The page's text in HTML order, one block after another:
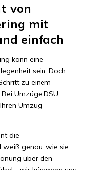
von
mit
einfach
kann eine
sein. Doch
zu einem
Umzüge DSU
Umzug
die
weiß genau, wie sie
über den